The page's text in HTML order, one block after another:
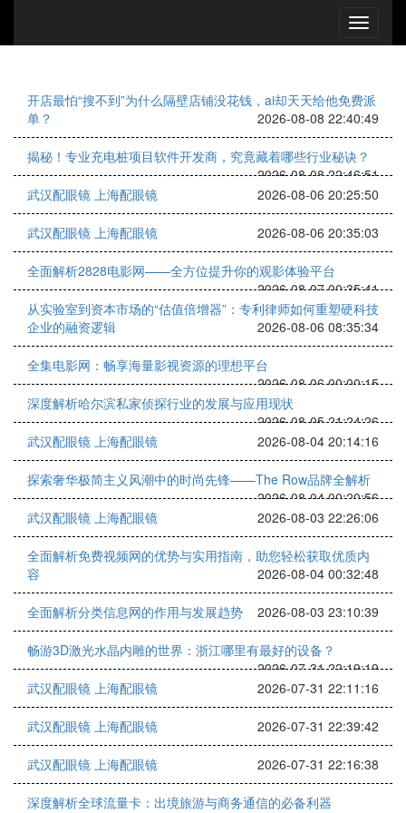
开店最怕“搜不到”为什么隔壁店铺没花钱，ai却天天给他免费派
单？
2026-08-08 22:40:49
揭秘！专业充电桩项目软件开发商，究竟藏着哪些行业秘诀？
2026-08-08 22:46:51
武汉配眼镜 上海配眼镜
2026-08-06 20:25:50
武汉配眼镜 上海配眼镜 2026-08-06 20:35:03
全面解析2828电影网——全方位提升你的观影体验平台
2026-08-07 00:35:41
从实验室到资本市场的“估值倍增器”：专利律师如何重塑硬科技
企业的融资逻辑
2026-08-06 08:35:34
全集电影网：畅享海量影视资源的理想平台
2026-08-06 00:00:15
深度解析哈尔滨私家侦探行业的发展与应用现状
2026-08-05 21:24:26
武汉配眼镜 上海配眼镜
2026-08-04 20:14:16
探索奢华极简主义风潮中的时尚先锋——The Row品牌全解析
2026-08-04 00:20:56
武汉配眼镜 上海配眼镜
2026-08-03 22:26:06
全面解析免费视频网的优势与实用指南，助您轻松获取优质内
容
2026-08-04 00:32:48
全面解析分类信息网的作用与发展趋势 2026-08-03 23:10:39
畅游3D激光水晶内雕的世界：浙江哪里有最好的设备？
2026-07-31 22:19:19
武汉配眼镜 上海配眼镜
2026-07-31 22:11:16
武汉配眼镜 上海配眼镜 2026-07-31 22:39:42
武汉配眼镜 上海配眼镜 2026-07-31 22:16:38
深度解析全球流量卡：出境旅游与商务通信的必备利器